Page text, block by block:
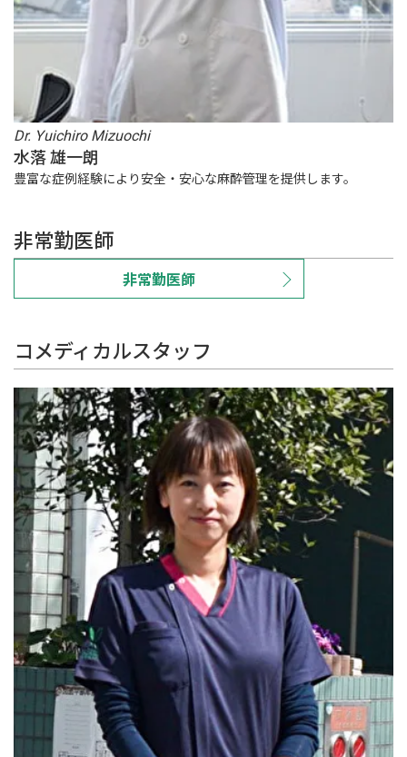
Dr. Yuichiro Mizuochi
水落 雄一朗
豊富な症例経験により安全・安心な麻酔管理を提供します。
非常勤医師
非常勤医師
コメディカルスタッフ